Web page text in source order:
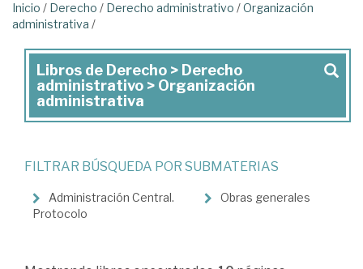
Inicio / Derecho / Derecho administrativo /Organización
administrativa /
Libros
de
Derecho
Derecho
administrativo
Libros de Derecho > Derecho
administrativo > Organización
administrativa
FILTRAR BÚSQUEDA POR SUBMATERIAS
Administración Central.
Protocolo
Obras generales